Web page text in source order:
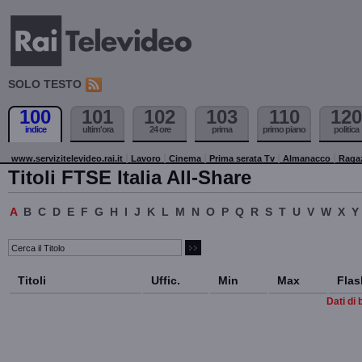
SOLO TESTO
100
indice
101
ultim'ora
102
24 ore
103
prima
110
primo piano
120
politica
www.servizitelevideo.rai.it Lavoro Cinema Prima serata Tv Almanacco
Titoli FTSE Italia All-Share
A B C D E F G H I J K L M N O P Q R S T U V W X Y
Titoli Uffic. Min Max
Dati di